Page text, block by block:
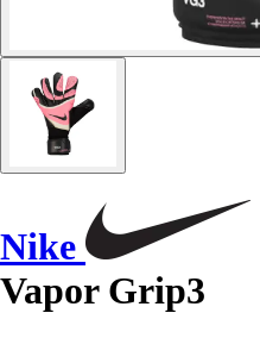
Nike
Vapor Grip3